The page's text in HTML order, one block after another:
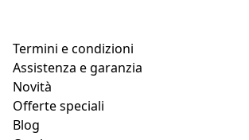
Termini e condizioni
Assistenza e garanzia
Novità
Offerte speciali
Blog